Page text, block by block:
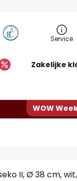
Service
Zakelijke
WOW
II, Ø 38 cm,